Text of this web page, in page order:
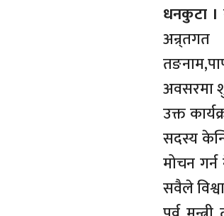
धनकुटा ।
अवसरमा
उक्त
सदस्य
मोचन
सवैले